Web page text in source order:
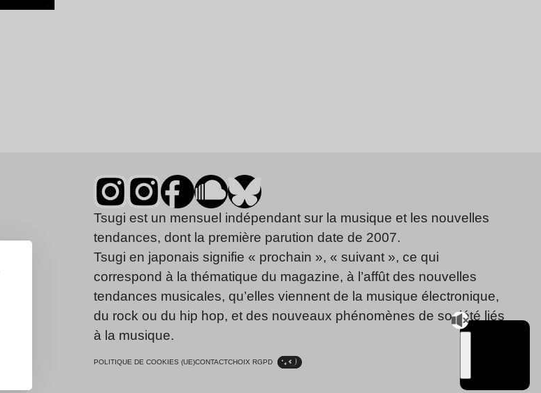
Tsugi est un mensuel indépendant sur la musique et les nouvelles
tendances, dont la première parution date de 2007.
Tsugi en japonais signifie « prochain », « suivant », ce qui
correspond à la thématique du magazine, à l’affût des nouvelles
tendances musicales, qu’elles viennent de la musique électronique,
du rock ou du hip hop, et des nouveaux phénomènes de société liés
à la musique.
POLITIQUE DE COOKIES (UE)CONTACTCHOIX RGPD